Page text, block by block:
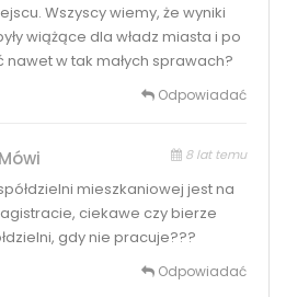
Wszyscy wiemy, że wyniki
wiążące dla władz miasta i po
nawet w tak małych sprawach?
Odpowiadać
Mówi 8 lat temu
mieszkaniowej jest na
ciekawe czy bierze
gdy nie pracuje???
Odpowiadać